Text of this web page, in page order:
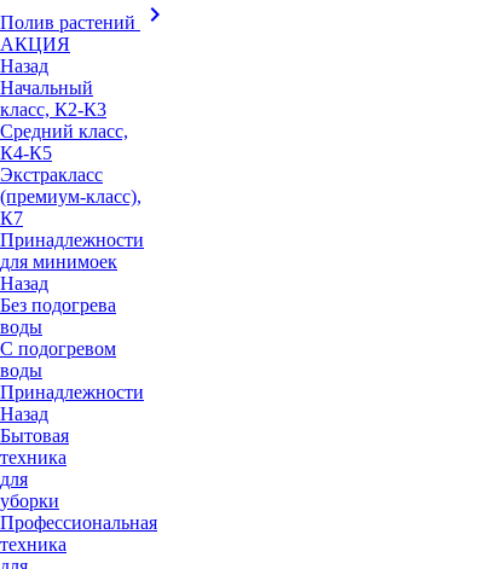
Полив растений keyboard_arrow_right
АКЦИЯ
Назад
Начальный
класс, К2-К3
Средний класс,
К4-К5
Экстракласс
(премиум-класс),
К7
Принадлежности
для минимоек
Назад
Без подогрева
воды
С подогревом
воды
Принадлежности
Назад
Бытовая
техника
для
уборки
Профессиональная
техника